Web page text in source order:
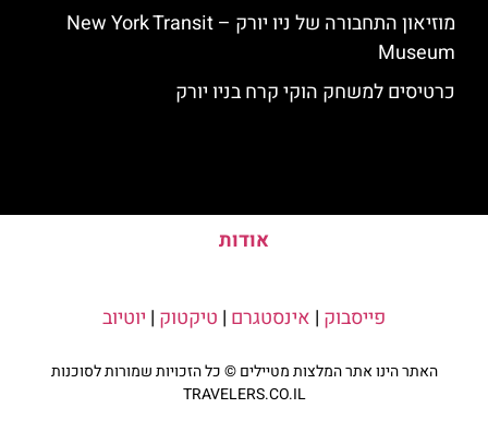
מוזיאון התחבורה של ניו יורק – New York Transit
Museum
כרטיסים למשחק הוקי קרח בניו יורק
אודות
פייסבוק | אינסטגרם | טיקטוק | יוטיוב
האתר הינו אתר המלצות מטיילים © כל הזכויות שמורות לסוכנות
TRAVELERS.CO.IL